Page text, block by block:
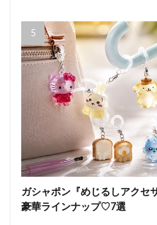
ガシャポン『めじるしアクセ
豪華ラインナップ♡7選